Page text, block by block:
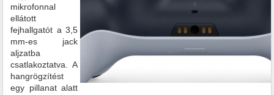
mikrofonnal
ellátott
fejhallgatót a 3,5
mm-es jack
aljzatba
csatlakoztatva. A
hangrögzítést
egy pillanat alatt